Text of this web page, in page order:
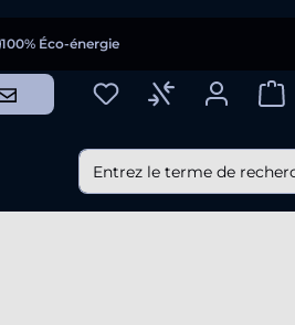
100% Éco-énergie